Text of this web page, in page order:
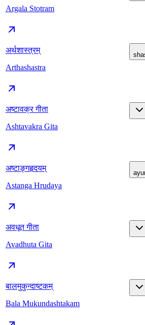
Argala Stotram
अर्थशास्त्रम्
Arthashastra
अष्टावक्र गीता
Ashtavakra Gita
अष्टाङ्गहृदयम्
Astanga Hrudaya
अवधूत गीता
Avadhuta Gita
बालमुकुन्दाष्टकम्
Bala Mukundashtakam